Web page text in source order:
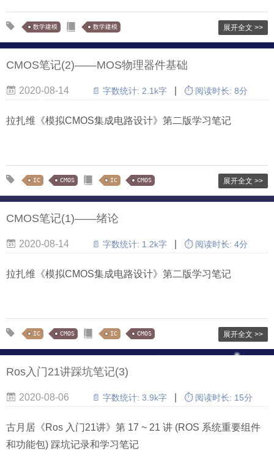
数学建模 数学建模 展开全文 >>
CMOS笔记(2)——MOS物理器件基础
2020-08-14 📄 字数统计: 2.1k字 ⏱ 阅读时长: 8分
拉扎维《模拟CMOS集成电路设计》第二版学习笔记
IC CMOS IC CMOS 展开全文 >>
CMOS笔记(1)——绪论
2020-08-14 📄 字数统计: 1.2k字 ⏱ 阅读时长: 4分
拉扎维《模拟CMOS集成电路设计》第二版学习笔记
IC CMOS IC CMOS 展开全文 >>
Ros入门21讲踩坑笔记(3)
2020-08-06 📄 字数统计: 3.9k字 ⏱ 阅读时长: 15分
古月居《Ros 入门21讲》第 17 ~ 21 讲 (ROS 系统重要组件
和功能包) 踩坑记录和学习笔记